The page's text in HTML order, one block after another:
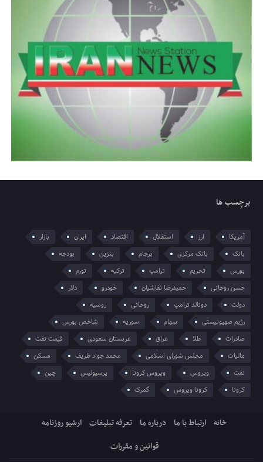
برچسب ها
آمریکا ارز استقلال اقتصاد ایران
بازار
بانک
بانک مرکزی برجام بنزین
بودجه
بورس
تحریم ترامپ ترکیه
تورم
حسن روحانی
حمیدرضا نقاشیان خودرو
دلار
دولت
دونالد ترامپ روحانی
روسیه
رژیم صهیونیستی
سهام سوریه
شاخص بورس
صادرات
طلا عراق عربستان سعودی
قیمت نفت
مالیات
مجلس شورای اسلامی محمد جواد ظریف
مسکن
نفت
ویروس ویروس کرونا پرسپولیس
چین
کرونا
کرونا ویروس گمرک
خانه ارتباط با ما درباره ما تعرفه تبلیغات ارشیو روزنامه
قوانین و مقررات